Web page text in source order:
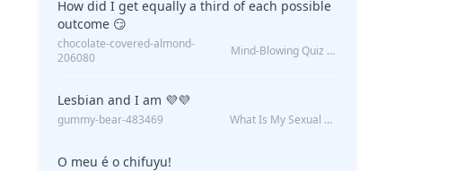
How did I get equally a third of each possible
outcome 😏
chocolate-covered-almond-
206080
Mind-Blowing Quiz Reveals: Will I Be Alone Forever?
Lesbian and I am 💜💜
gummy-bear-483469 What Is My Sexual Orientation: Uncovered
O meu é o chifuyu!